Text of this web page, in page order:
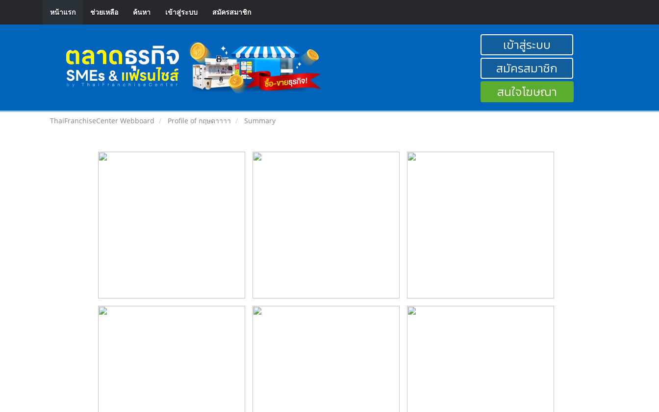
หน้าแรก ช่วยเหลือ ค้นหา เข้าสู่ระบบ สมัครสมาชิก
เข้าสู่ระบบ
สมัครสมาชิก
สนใจโฆษณา
ThaiFranchiseCenter Webboard Profile of กฤษดาาาา Summary